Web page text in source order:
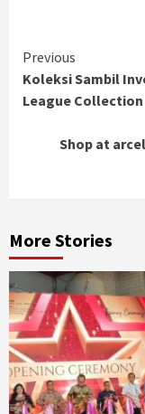
Continue
Reading
Previous
Koleksi Sambil
League Collection
Shop at
More Stories